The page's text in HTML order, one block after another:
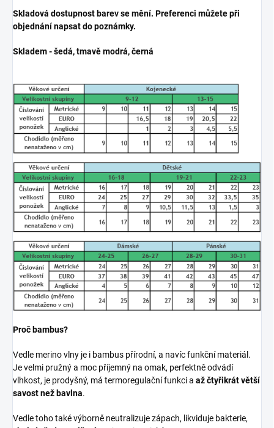
Skladová dostupnost barev se mění. Preferenci můžete při
objednání napsat do poznámky.
Skladem - šedá, tmavě modrá, černá
Proč bambus?
Vedle merino vlny je i bambus přírodní, a navíc funkční materiál.
Je velmi pružný a moc příjemný na omak, perfektně odvádí
vlhkost, je prodyšný, má termoregulační funkci a až čtyřikrát větší
savost než bavlna.
Vedle toho také výborně neutralizuje zápach, likviduje bakterie,